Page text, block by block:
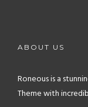
ABOUT US
Roneous is a
Theme with